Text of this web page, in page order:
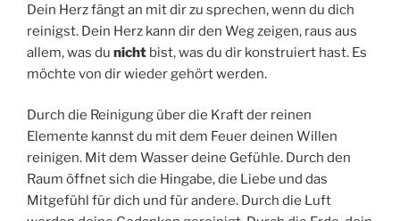
Dein Herz fängt an mit dir zu sprechen, wenn du dich
reinigst. Dein Herz kann dir den Weg zeigen, raus aus
allem, was du nicht bist, was du dir konstruiert hast. Es
möchte von dir wieder gehört werden.
Durch die Reinigung über die Kraft der reinen
Elemente kannst du mit dem Feuer deinen Willen
reinigen. Mit dem Wasser deine Gefühle. Durch den
Raum öffnet sich die Hingabe, die Liebe und das
Mitgefühl für dich und für andere. Durch die Luft